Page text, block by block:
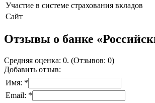
Участие в системе страхования вкладов
Сайт
Отзывы о банке
Средняя оценка: 0. (Отзывов: 0)
Добавить отзыв:
Имя: *
Email: *